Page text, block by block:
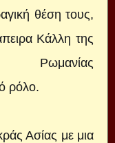
θέση τους,
Κάλλη της
Ρωμανίας
ρόλο.
Ασίας με μια